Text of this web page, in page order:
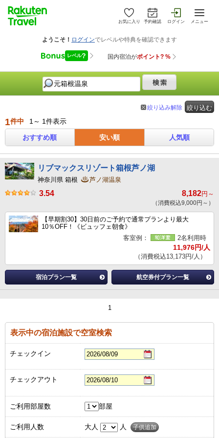
お気に入り 予約確認 ログイン メニュー
絞り込む
絞り込み解除
1件中 1～ 1件表示
おすすめ順 安い順 人気順
リブマックスリゾート箱根芦ノ湖
神奈川県 箱根 芦ノ湖温泉
3.54 8,182円～
（消費税込9,000円～）
【早期割30】30日前のご予約で通常プランより最大
10％OFF！《ビュッフェ朝食》
客室例：
2名利用時
11,976円/人
（消費税込13,173円/人）
宿泊プラン一覧 航空券付プラン一覧
1
表示中の宿泊施設で空室検索
チェックイン
チェックアウト
ご利用部屋数 部屋
ご利用人数 大人 人 子供追加